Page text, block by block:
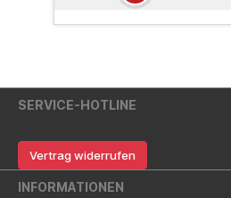
SERVICE-HOTLINE
Vertrag widerrufen
INFORMATIONEN